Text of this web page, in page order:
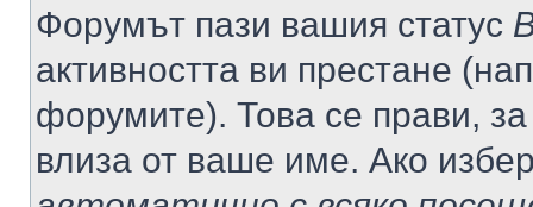
Форумът пази вашия статус
активността ви престане
форумите). Това се прави,
влиза от ваше име. Ако